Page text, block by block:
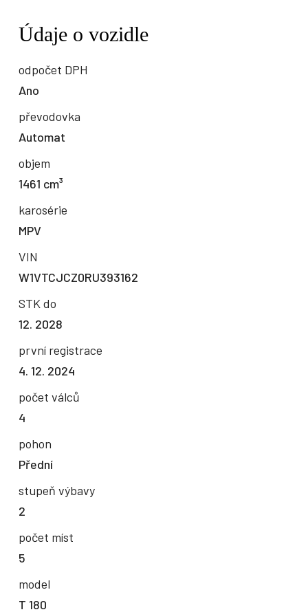
Údaje o vozidle
odpočet DPH
Ano
převodovka
Automat
objem
1461 cm³
karosérie
MPV
VIN
W1VTCJCZ0RU393162
STK do
12. 2028
první registrace
4. 12. 2024
počet válců
4
pohon
Přední
stupeň výbavy
2
počet míst
5
model
T 180